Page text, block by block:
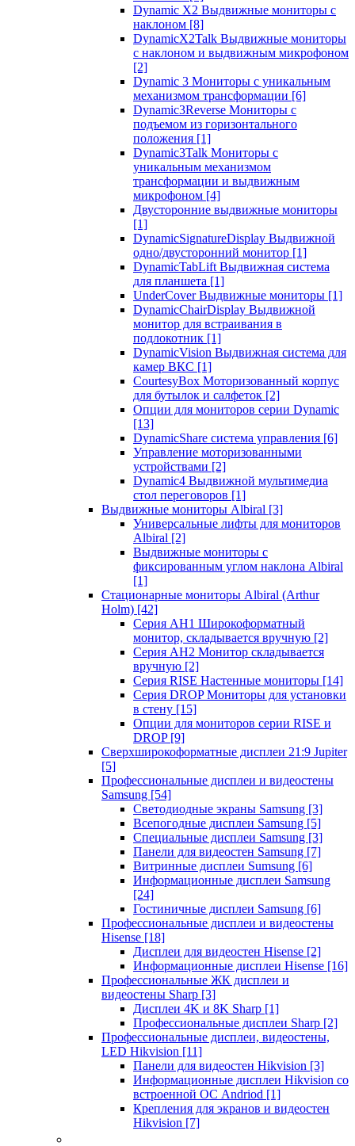
Dynamic X2 Выдвижные мониторы с
наклоном [8]
DynamicX2Talk Выдвижные мониторы
с наклоном и выдвижным микрофоном
[2]
Dynamic 3 Мониторы с уникальным
механизмом трансформации [6]
Dynamic3Reverse Мониторы с
подъемом из горизонтального
положения [1]
Dynamic3Talk Мониторы с
уникальным механизмом
трансформации и выдвижным
микрофоном [4]
Двусторонние выдвижные мониторы
[1]
DynamicSignatureDisplay Выдвижной
одно/двусторонний монитор [1]
DynamicTabLift Выдвижная система
для планшета [1]
UnderCover Выдвижные мониторы [1]
DynamicChairDisplay Выдвижной
монитор для встраивания в
подлокотник [1]
DynamicVision Выдвижная система для
камер ВКС [1]
CourtesyBox Моторизованный корпус
для бутылок и салфеток [2]
Опции для мониторов серии Dynamic
[13]
DynamicShare система управления [6]
Управление моторизованными
устройствами [2]
Dynamic4 Выдвижной мультимедиа
стол переговоров [1]
Выдвижные мониторы Albiral [3]
Универсальные лифты для мониторов
Albiral [2]
Выдвижные мониторы с
фиксированным углом наклона Albiral
[1]
Стационарные мониторы Albiral (Arthur
Holm) [42]
Серия AH1 Широкоформатный
монитор, складывается вручную [2]
Серия AH2 Монитор складывается
вручную [2]
Серия RISE Настенные мониторы [14]
Серия DROP Мониторы для установки
в стену [15]
Опции для мониторов серии RISE и
DROP [9]
Сверхширокоформатные дисплеи 21:9 Jupiter
[5]
Профессиональные дисплеи и видеостены
Samsung [54]
Светодиодные экраны Samsung [3]
Всепогодные дисплеи Samsung [5]
Специальные дисплеи Samsung [3]
Панели для видеостен Samsung [7]
Витринные дисплеи Sumsung [6]
Информационные дисплеи Samsung
[24]
Гостиничные дисплеи Samsung [6]
Профессиональные дисплеи и видеостены
Hisense [18]
Дисплеи для видеостен Hisense [2]
Информационные дисплеи Hisense [16]
Профессиональные ЖК дисплеи и
видеостены Sharp [3]
Дисплеи 4K и 8K Sharp [1]
Профессиональные дисплеи Sharp [2]
Профессиональные дисплеи, видеостены,
LED Hikvision [11]
Панели для видеостен Hikvision [3]
Информационные дисплеи Hikvision со
встроенной ОС Andriod [1]
Крепления для экранов и видеостен
Hikvision [7]